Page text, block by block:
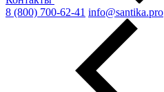
8 (800) 700-62-41 info@santika.pro